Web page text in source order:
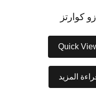
كوارتز
Quick
المزيد